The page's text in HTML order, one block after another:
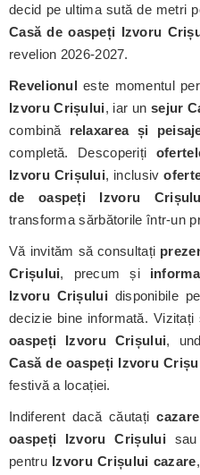
decid pe ultima sută de metri
Casă de oaspeți Izvoru
revelion 2026-2027.
Revelionul este momentul
Izvoru Crișului, iar un sejur
combină relaxarea și
completă. Descoperiți
Izvoru Crișului, inclusiv
de oaspeți Izvoru
transforma sărbătorile într-un
Vă invităm să consultați
Crișului, precum și
Izvoru Crișului disponibile
decizie bine informată. Vizitați
oaspeți Izvoru Crișului,
Casă de oaspeți Izvoru
festivă a locației.
Indiferent dacă căutați
oaspeți Izvoru Crișului
pentru Izvoru Crișului cazare